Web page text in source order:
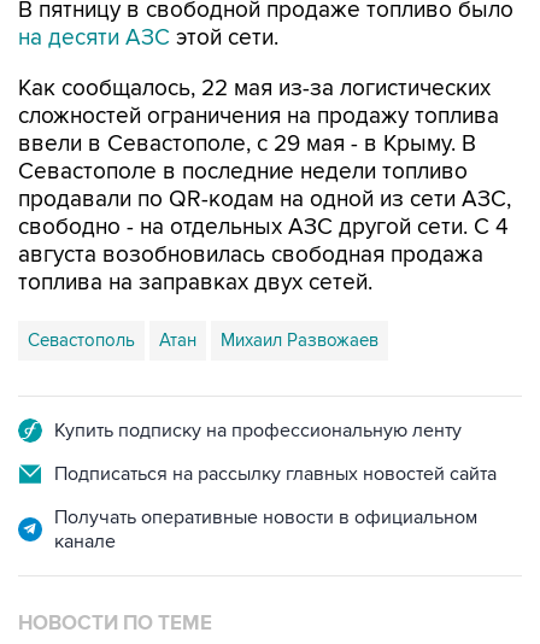
Как сообщалось, 22 мая из-за логистических
ввели в Севастополе, с 29 мая - в Крыму. В
Севастополе в последние недели топливо
продавали по QR-кодам на одной из сети АЗС,
свободно - на отдельных АЗС другой сети. С 4
августа возобновилась свободная продажа
топлива на заправках двух сетей.
Севастополь Атан Михаил Развожаев
Подписаться на рассылку главных новостей сайта
Получать оперативные новости в официальном
НОВОСТИ ПО ТЕМЕ
7 августа 10:02